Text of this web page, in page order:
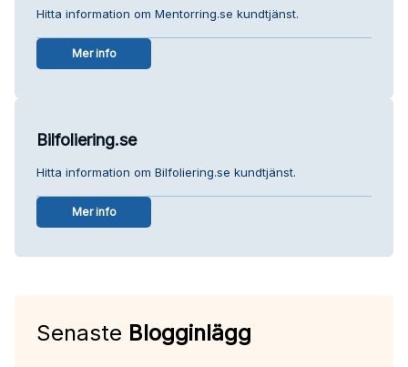
Hitta information om Mentorring.se kundtjänst.
Mer info
Bilfoliering.se
Hitta information om Bilfoliering.se kundtjänst.
Mer info
Senaste Blogginlägg